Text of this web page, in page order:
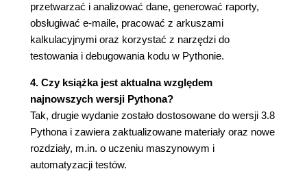
Więcej o wyrażeniach regularnych
Jak to zrobić?
Jak to działa?
Dodatkowe informacje
Dodawanie argumentów wiersza poleceń
Przygotowania
Dodatkowe informacje
przetwarzać i analizować dane, generować raporty,
obsługiwać e-maile, pracować z arkuszami
kalkulacyjnymi oraz korzystać z narzędzi do
testowania i debugowania kodu w Pythonie.
4. Czy książka jest aktualna względem
najnowszych wersji Pythona?
Tak, drugie wydanie zostało dostosowane do wersji 3.8
Pythona i zawiera zaktualizowane materiały oraz nowe
rozdziały, m.in. o uczeniu maszynowym i
automatyzacji testów.